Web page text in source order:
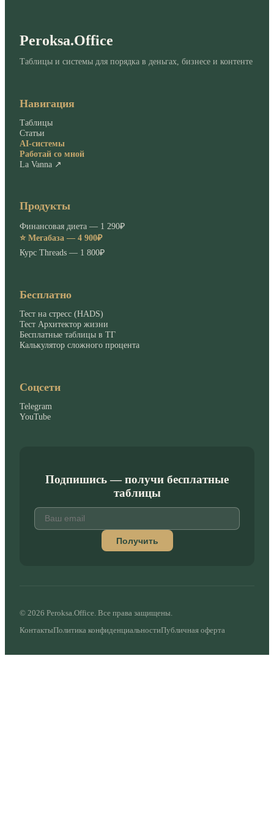
Peroksa.Office
Таблицы и системы для порядка в деньгах, бизнесе и контенте
Навигация
Таблицы
Статьи
AI-системы
Работай со мной
La Vanna ↗
Продукты
Финансовая диета — 1 290₽
⭐ Мегабаза — 4 900₽
Курс Threads — 1 800₽
Бесплатно
Тест на стресс (HADS)
Тест Архитектор жизни
Бесплатные таблицы в ТГ
Калькулятор сложного процента
Соцсети
Telegram
YouTube
Подпишись — получи бесплатные
таблицы
Получить
© 2026 Peroksa.Office. Все права защищены.
КонтактыПолитика конфиденциальностиПубличная оферта